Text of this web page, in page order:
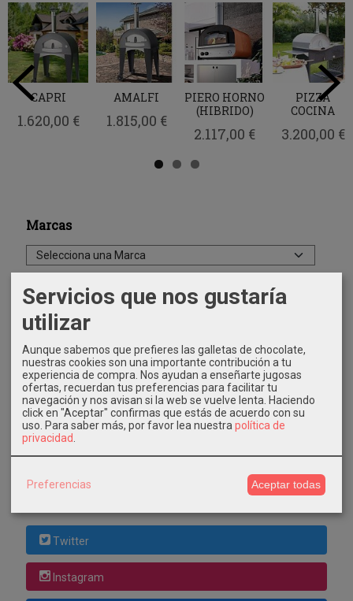
Marcas
Costes de Envío
GRATIS *
Consultar Destinos
Tu Carrito (0)
Twitter
Instagram
CAPRI
1.620,00 €
AMALFI
1.815,00 €
PIERO HORNO
(HIBRIDO)
2.117,00 €
PIZZA
COCINA
3.200,00 €
Servicios que nos gustaría
utilizar
Aunque sabemos que prefieres las galletas de chocolate,
nuestras cookies son una importante contribución a tu
experiencia de compra. Nos ayudan a enseñarte jugosas
ofertas, recuerdan tus preferencias para facilitar tu
navegación y nos avisan si la web se vuelve lenta. Haciendo
click en "Aceptar" confirmas que estás de acuerdo con su
uso. Para saber más, por favor lea nuestra política de
privacidad
Preferencias Aceptar todas